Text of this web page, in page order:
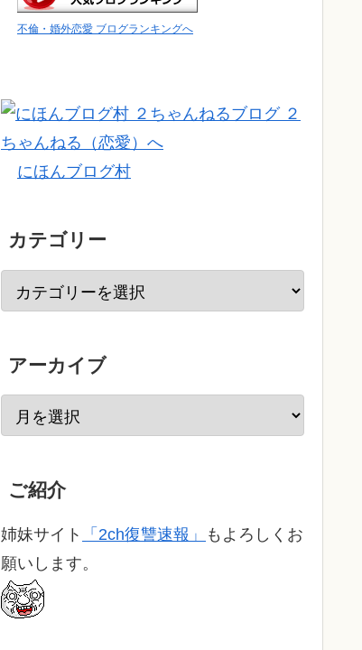
不倫・婚外恋愛 ブログランキングへ
にほんブログ村
カテゴリー
アーカイブ
ご紹介
姉妹サイト 「2ch復讐速報」
もよろしくお
願いします。